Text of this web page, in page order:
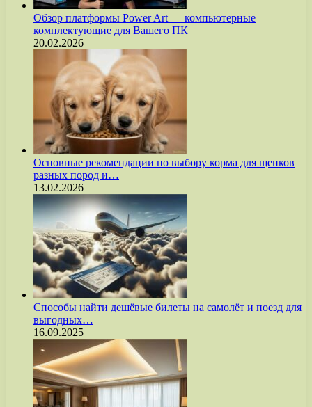
Обзор платформы Power Art — компьютерные
комплектующие для Вашего ПК
20.02.2026
Основные рекомендации по выбору корма для щенков
разных пород и…
13.02.2026
Способы найти дешёвые билеты на самолёт и поезд для
выгодных…
16.09.2025